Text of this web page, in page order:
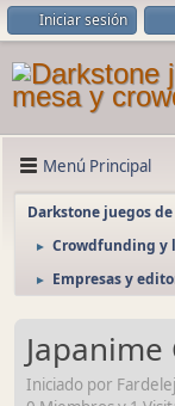
Iniciar sesión
Menú Principal
Darkstone juegos
► Crowdfunding y
► Empresas y
Japanime
Iniciado por